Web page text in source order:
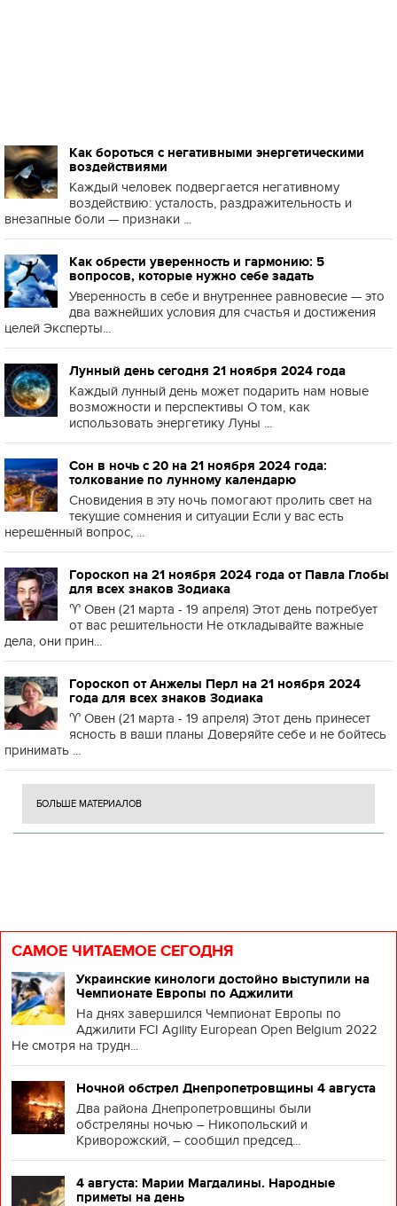
Как бороться с негативными энергетическими
воздействиями
Каждый человек подвергается негативному
воздействию: усталость, раздражительность и
внезапные боли — признаки ...
Как обрести уверенность и гармонию: 5
вопросов, которые нужно себе задать
Уверенность в себе и внутреннее равновесие — это
два важнейших условия для счастья и достижения
целей Эксперты...
Лунный день сегодня 21 ноября 2024 года
Каждый лунный день может подарить нам новые
возможности и перспективы О том, как
использовать энергетику Луны ...
Сон в ночь с 20 на 21 ноября 2024 года:
толкование по лунному календарю
Сновидения в эту ночь помогают пролить свет на
текущие сомнения и ситуации Если у вас есть
нерешённый вопрос, ...
Гороскоп на 21 ноября 2024 года от Павла Глобы
для всех знаков Зодиака
♈️ Овен (21 марта - 19 апреля) Этот день потребует
от вас решительности Не откладывайте важные
дела, они прин...
Гороскоп от Анжелы Перл на 21 ноября 2024
года для всех знаков Зодиака
♈️ Овен (21 марта - 19 апреля) Этот день принесет
ясность в ваши планы Доверяйте себе и не бойтесь
принимать ...
БОЛЬШЕ МАТЕРИАЛОВ
САМОЕ ЧИТАЕМОЕ СЕГОДНЯ
Украинские кинологи достойно выступили на
Чемпионате Европы по Аджилити
На днях завершился Чемпионат Европы по
Аджилити FCI Agility European Open Belgium 2022
Не смотря на трудн...
Ночной обстрел Днепропетровщины 4 августа
Два района Днепропетровщины были
обстреляны ночью – Никопольский и
Криворожский, – сообщил председ...
4 августа: Марии Магдалины. Народные
приметы на день